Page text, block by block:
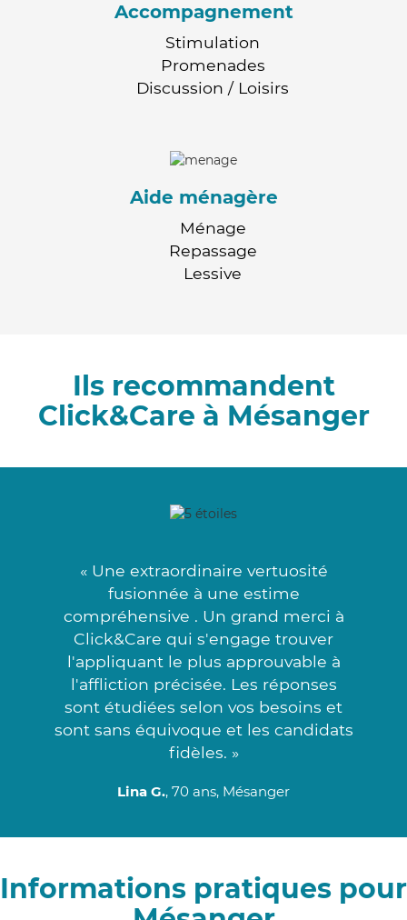
Accompagnement
Stimulation
Promenades
Discussion / Loisirs
Aide ménagère
Ménage
Repassage
Lessive
Ils recommandent
Click&Care à Mésanger
« Une extraordinaire vertuosité
fusionnée à une estime
compréhensive . Un grand merci à
Click&Care qui s'engage trouver
l'appliquant le plus approuvable à
l'affliction précisée. Les réponses
sont étudiées selon vos besoins et
sont sans équivoque et les candidats
fidèles. »
Lina G., 70 ans, Mésanger
Informations pratiques pour